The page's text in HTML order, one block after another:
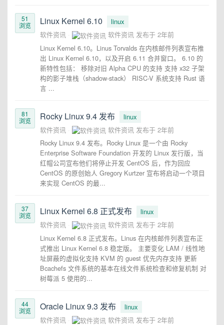
51
浏览
Linux Kernel 6.10
linux
软件资讯
软件资讯 发布于 2年前
Linux Kernel 6.10。Linus Torvalds 在内核邮件列表宣布推
出 Linux Kernel 6.10，以及开启 6.11 合并窗口。 6.10 的
新特性包括： 移除对旧 Alpha CPU 的支持 支持 x32 子架
构的影子堆栈（shadow-stack） RISC-V 系统支持 Rust 语
言 ...
81
浏览
Rocky Linux 9.4 发布
linux
软件资讯
软件资讯 发布于 2年前
Rocky Linux 9.4 发布。Rocky Linux 是一个由 Rocky
Enterprise Software Foundation 开发的 Linux 发行版，当
红帽公司宣布他们将停止开发 CentOS 后，作为回应
CentOS 的原创始人 Gregory Kurtzer 宣布将启动一个项目
来实现 CentOS 的最...
37
浏览
Linux Kernel 6.8 正式发布
linux
软件资讯
软件资讯 发布于 2年前
Linux Kernel 6.8 正式发布。Linus 在内核邮件列表宣布正
式推出 Linux Kernel 6.8 稳定版。 主要变化 LAM / 线性地
址屏蔽的虚拟化支持 KVM 的 guest 优先内存支持 更新
Bcachefs 文件系统的基本在线文件系统检查和修复机制 对
树莓派 5 使用的...
44
浏览
Oracle Linux 9.3 发布
linux
软件资讯
软件资讯 发布于 2年前